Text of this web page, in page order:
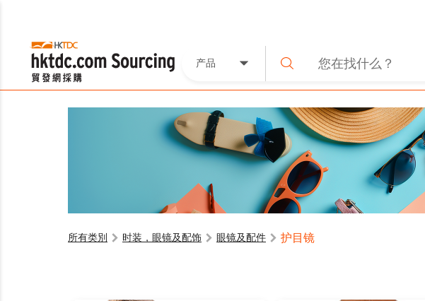
产品
所有类別 时装，眼镜及配饰 眼镜及配件 护目镜